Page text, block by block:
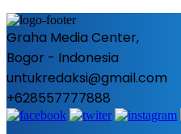
Graha Media Center,
Bogor - Indonesia
untukredaksi@gmail.com
+628557777888